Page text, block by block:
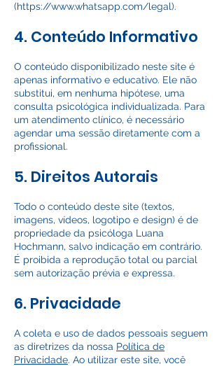
(https://www.whatsapp.com/legal).
4. Conteúdo Informativo
O conteúdo disponibilizado neste site é
apenas informativo e educativo. Ele não
substitui, em nenhuma hipótese, uma
consulta psicológica individualizada. Para
um atendimento clínico, é necessário
agendar uma sessão diretamente com a
profissional.
5. Direitos Autorais
Todo o conteúdo deste site (textos,
imagens, vídeos, logotipo e design) é de
propriedade da psicóloga Luana
Hochmann, salvo indicação em contrário.
É proibida a reprodução total ou parcial
sem autorização prévia e expressa.
6. Privacidade
A coleta e uso de dados pessoais seguem
as diretrizes da nossa Política de
Privacidade. Ao utilizar este site, você